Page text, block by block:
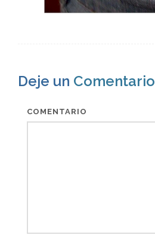
Deje un Comentario
COMENTARIO